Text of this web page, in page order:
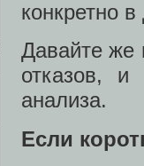
конкретно
Давайте же
отказов, и
анализа.
Если